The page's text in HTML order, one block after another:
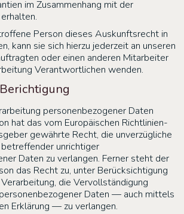
im Zusammenhang mit der
Person dieses Auskunftsrecht in
kann sie sich hierzu jederzeit an unseren
oder einen anderen Mitarbeiter
Verantwortlichen wenden.
personenbezogener Daten
hat das vom Europäischen Richtlinien-
gewährte Recht, die unverzügliche
unrichtiger
Daten zu verlangen. Ferner steht der
das Recht zu, unter Berücksichtigung
die Vervollständigung
Daten — auch mittels
Erklärung — zu verlangen.